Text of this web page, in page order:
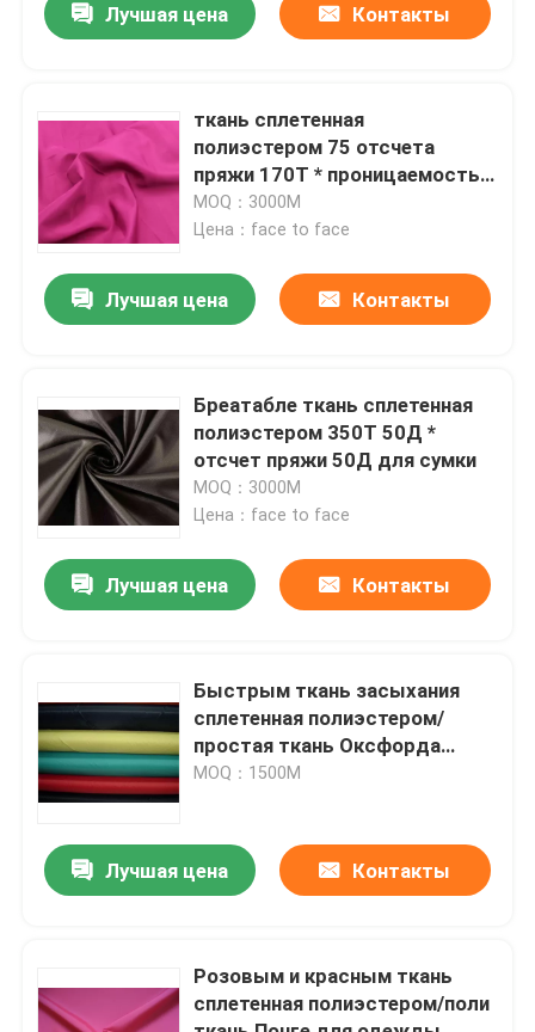
О нас
Контакты
Продукты
Ткань тафты нейлона
Ткань сплетенная полиэфиром
Сплетенная ткань нейлона
Ткань Книт нейлона
Лучшая цена Контакты
ткань сплетенная
полиэстером 75 отсчета
пряжи 170Т * проницаемость
воздуха 75Д 40гсм хорошая
MOQ：3000М
Цена：face to face
Лучшая цена Контакты
Бреатабле ткань сплетенная
полиэстером 350Т 50Д *
отсчет пряжи 50Д для сумки
MOQ：3000М
Цена：face to face
Лучшая цена Контакты
Быстрым ткань засыхания
сплетенная полиэстером/
простая ткань Оксфорда
нейлона удобная
MOQ：1500M
Лучшая цена Контакты
Розовым и красным ткань
сплетенная полиэстером/поли